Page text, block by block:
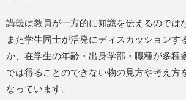
講義は教員が一方的に知識を伝えるのでは
また学生同士が活発にディスカッションす
か、在学生の年齢・出身学部・職種が多種
では得ることのできない物の見方や考え方
なっています。